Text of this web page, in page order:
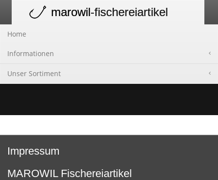
navigation
marowil-fischereiartikel
Home
Informationen
Unser Sortiment
Impressum
MAROWIL Fischereiartikel